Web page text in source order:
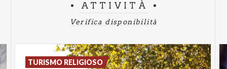
ATTIVITÀ
Verifica disponibilità
TURISMO RELIGIOSO